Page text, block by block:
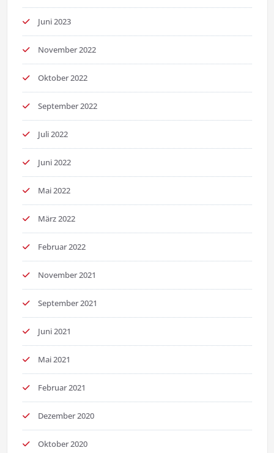
Juni 2023
November 2022
Oktober 2022
September 2022
Juli 2022
Juni 2022
Mai 2022
März 2022
Februar 2022
November 2021
September 2021
Juni 2021
Mai 2021
Februar 2021
Dezember 2020
Oktober 2020